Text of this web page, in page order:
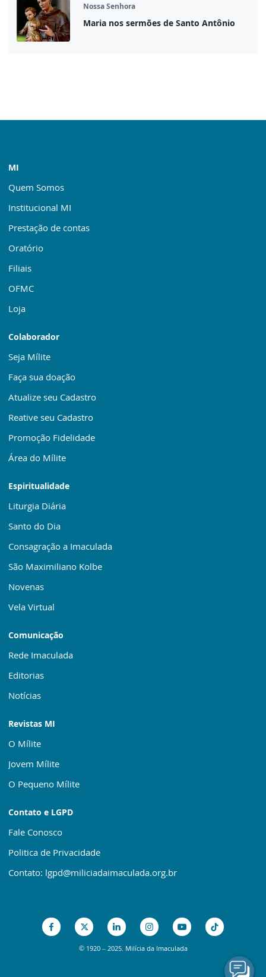
Nossa Senhora
Maria nos sermões de Santo Antônio
MI
Quem Somos
Institucional MI
Prestação de contas
Oratório
Filiais
OFMC
Loja
Colaborador
Seja Mílite
Faça sua doação
Atualize seu Cadastro
Reative seu Cadastro
Promoção Fidelidade
Área do Mílite
Espiritualidade
Liturgia Diária
Santo do Dia
Consagração a Imaculada
São Maximiliano Kolbe
Novenas
Vela Virtual
Comunicação
Rede Imaculada
Editorias
Notícias
Revistas MI
O Mílite
Jovem Mílite
O Pequeno Mílite
Contato e LGPD
Fale Conosco
Politica de Privacidade
Contato: lgpd@miliciadaimaculada.org.br
© 1920 – 2025. Milícia da Imaculada